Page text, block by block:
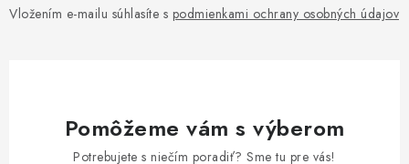
Vložením e-mailu súhlasíte s podmienkami ochrany osobných údajov
Pomôžeme vám s výberom
Potrebujete s niečím poradiť? Sme tu pre vás!